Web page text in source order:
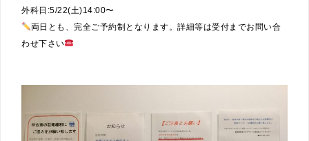
外科日:5/22(土)14:00〜
両日とも、完全ご予約制となります。詳細等は受付までお問い合
わせ下さい